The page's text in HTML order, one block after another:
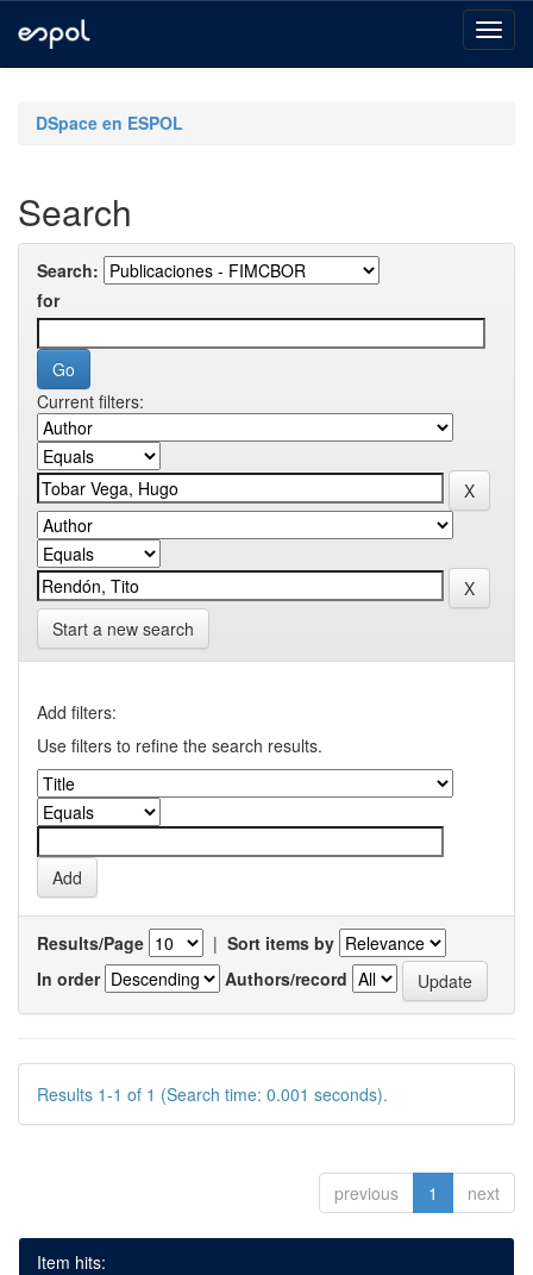
navigationDSpace en ESPOL
Search
Search:
for
Current filters:
Start a new search
Add filters:
Use filters to refine the search results.
Results/Page | Sort items by
In order
Authors/record
Results 1-1 of 1 (Search time: 0.001 seconds).
previous 1 next
Item hits: